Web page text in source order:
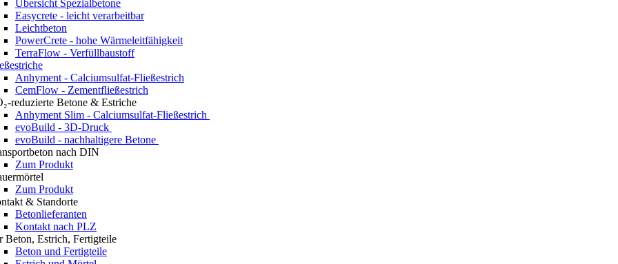
Übersicht Spezialbetone
Easycrete - leicht verarbeitbar
Leichtbeton
PowerCrete - hohe Wärmeleitfähigkeit
TerraFlow - Verfüllbaustoff
Anhyment - Calciumsulfat-Fließestrich
CemFlow - Zementfließestrich
reduzierte Betone & Estriche
Anhyment Slim - Calciumsulfat-Fließestrich
evoBuild - 3D-Druck
evoBuild - nachhaltigere Betone
nach DIN
Zum Produkt
Zum Produkt
& Standorte
Betonlieferanten
Kontakt nach PLZ
Beton, Estrich, Fertigteile
Beton und Fertigteile